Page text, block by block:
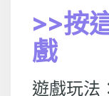
>>按
戲
遊戲玩法